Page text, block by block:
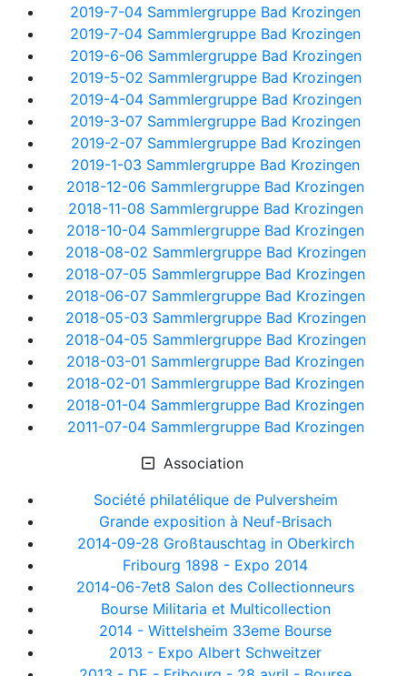
2019-7-04 Sammlergruppe Bad Krozingen
2019-7-04 Sammlergruppe Bad Krozingen
2019-6-06 Sammlergruppe Bad Krozingen
2019-5-02 Sammlergruppe Bad Krozingen
2019-4-04 Sammlergruppe Bad Krozingen
2019-3-07 Sammlergruppe Bad Krozingen
2019-2-07 Sammlergruppe Bad Krozingen
2019-1-03 Sammlergruppe Bad Krozingen
2018-12-06 Sammlergruppe Bad Krozingen
2018-11-08 Sammlergruppe Bad Krozingen
2018-10-04 Sammlergruppe Bad Krozingen
2018-08-02 Sammlergruppe Bad Krozingen
2018-07-05 Sammlergruppe Bad Krozingen
2018-06-07 Sammlergruppe Bad Krozingen
2018-05-03 Sammlergruppe Bad Krozingen
2018-04-05 Sammlergruppe Bad Krozingen
2018-03-01 Sammlergruppe Bad Krozingen
2018-02-01 Sammlergruppe Bad Krozingen
2018-01-04 Sammlergruppe Bad Krozingen
2011-07-04 Sammlergruppe Bad Krozingen
Association
Société philatélique de Pulversheim
Grande exposition à Neuf-Brisach
2014-09-28 Großtauschtag in Oberkirch
Fribourg 1898 - Expo 2014
2014-06-7et8 Salon des Collectionneurs
Bourse Militaria et Multicollection
2014 - Wittelsheim 33eme Bourse
2013 - Expo Albert Schweitzer